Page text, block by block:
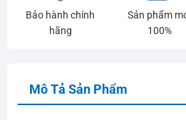
Bảo hành chính
hãng
Sản phẩm
100%
Mô Tả Sản Phẩm